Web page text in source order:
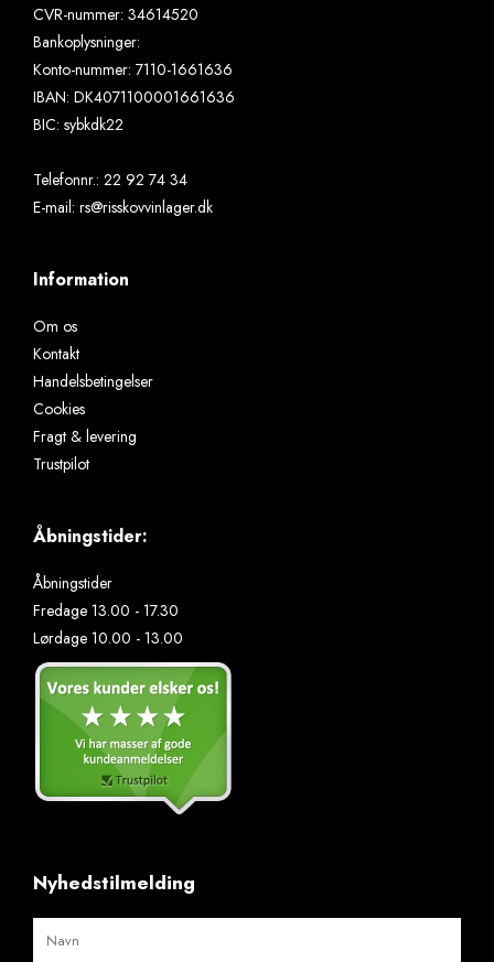
CVR-nummer: 34614520
Bankoplysninger:
Konto-nummer: 7110-1661636
IBAN: DK4071100001661636
BIC: sybkdk22
Telefonnr.: 22 92 74 34
E-mail: rs@risskovvinlager.dk
Information
Om os
Kontakt
Handelsbetingelser
Cookies
Fragt & levering
Trustpilot
Åbningstider:
Åbningstider
Fredage 13.00 - 17.30
Lørdage 10.00 - 13.00
Nyhedstilmelding